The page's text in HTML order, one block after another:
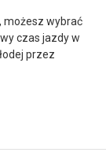
możesz wybrać
czas jazdy w
przez